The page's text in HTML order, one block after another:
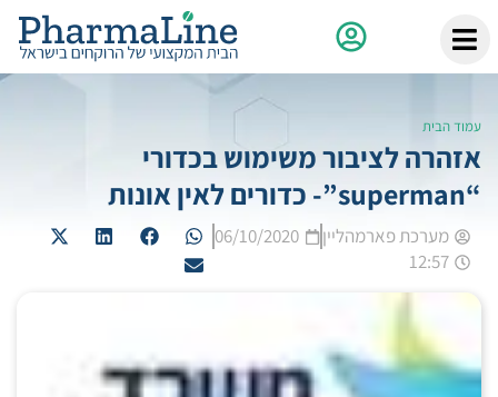
עמוד הבית
אזהרה לציבור משימוש בכדורי
“superman”- כדורים לאין אונות
מערכת פארמהליין
06/10/2020
12:57